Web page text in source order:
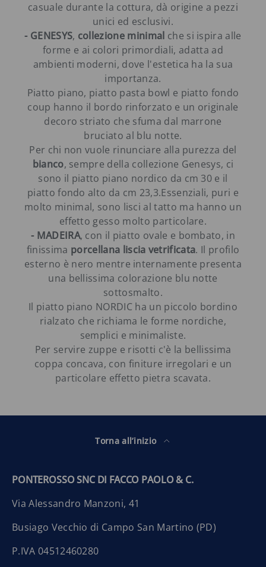
casuale durante la cottura, dà origine a pezzi
unici ed esclusivi.
- GENESYS, collezione minimal che si ispira alle
forme e ai colori primordiali, adatta ad
ambienti moderni, dove l'estetica ha la sua
importanza.
Piatto piano, piatto pasta bowl e piatto fondo
coup hanno il bordo rinforzato e un originale
decoro striato che sfuma dal marrone
bruciato al blu notte.
Per chi non vuole rinunciare alla purezza del
bianco, sempre della collezione Genesys, ci
sono il piatto piano nordico da cm 30 e il
piatto fondo alto da cm 23,3.Essenziali, puri e
molto minimal, sono lisci al tatto ma hanno un
effetto gesso molto particolare.
- MADEIRA, con il piatto ovale e bombato, in
finissima porcellana liscia vetrificata. Il profilo
esterno è nero mentre internamente presenta
una bellissima colorazione blu notte
sottosmalto.
Il piatto piano NORDIC ha un piccolo bordino
rialzato che richiama le forme nordiche,
semplici e minimaliste.
Per servire zuppe e risotti c'è la bellissima
coppa concava, con finiture irregolari e un
particolare effetto pietra scavata.
Torna all’inizio
PONTEROSSO SNC DI FACCO PAOLO & C.
Via Alessandro Manzoni, 41
Busiago Vecchio di Campo San Martino (PD)
P.IVA 04512460280